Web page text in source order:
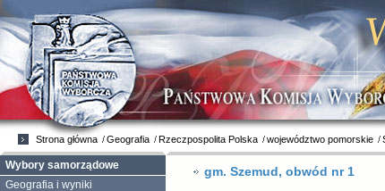
gm. Szemud, obwód nr 1
Strona główna Geografia Rzeczpospolita Polska województwo pomorskie
Wybory samorządowe
Geografia i wyniki